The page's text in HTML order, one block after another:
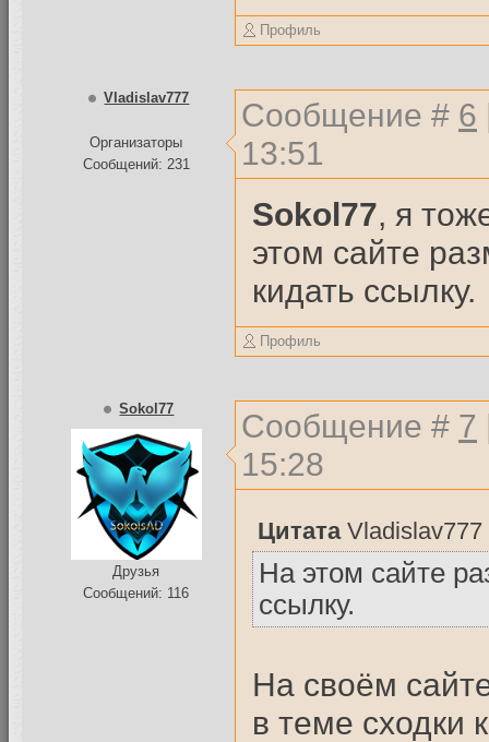
Профиль
Vladislav777
Организаторы
Сообщений: 231
Сообщение # 6
13:51
Sokol77, я
этом сайте
кидать ссылку.
Профиль
Sokol77
Друзья
Сообщений: 116
Сообщение # 7
15:28
Цитата Vladislav777
На этом сайте
ссылку.
На своём
в теме сходки